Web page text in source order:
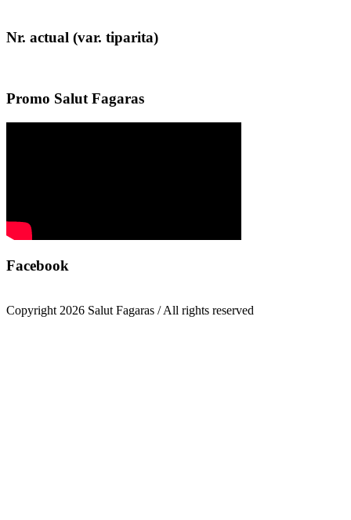
Nr. actual (var. tiparita)
Promo Salut Fagaras
Facebook
Copyright 2026 Salut Fagaras / All rights reserved